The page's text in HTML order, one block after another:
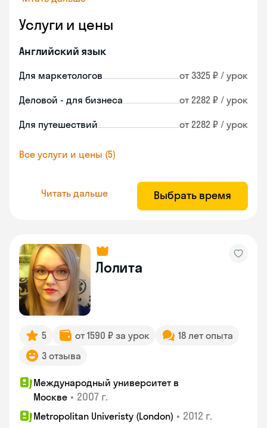
Услуги и цены
Английский язык
Для маркетологов от 3325 ₽ / урок
Деловой - для бизнеса от 2282 ₽ / урок
Для путешествий от 2282 ₽ / урок
Все услуги и цены (5)
Читать дальше Выбрать время
Лолита
5 от 1590 ₽ за урок
18 лет опыта
3 отзыва
Международный университет в
Москве • 2007 г.
Metropolitan Univeristy (London) • 2012 г.